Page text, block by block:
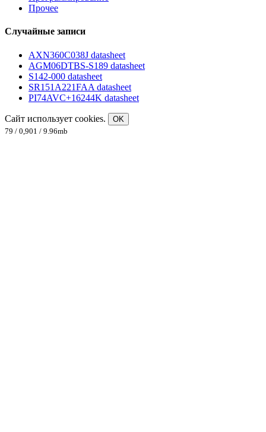
Прочее
Случайные записи
AXN360C038J datasheet
AGM06DTBS-S189 datasheet
S142-000 datasheet
SR151A221FAA datasheet
PI74AVC+16244K datasheet
Сайт использует cookies.
OK
79 / 0,901 / 9.96mb